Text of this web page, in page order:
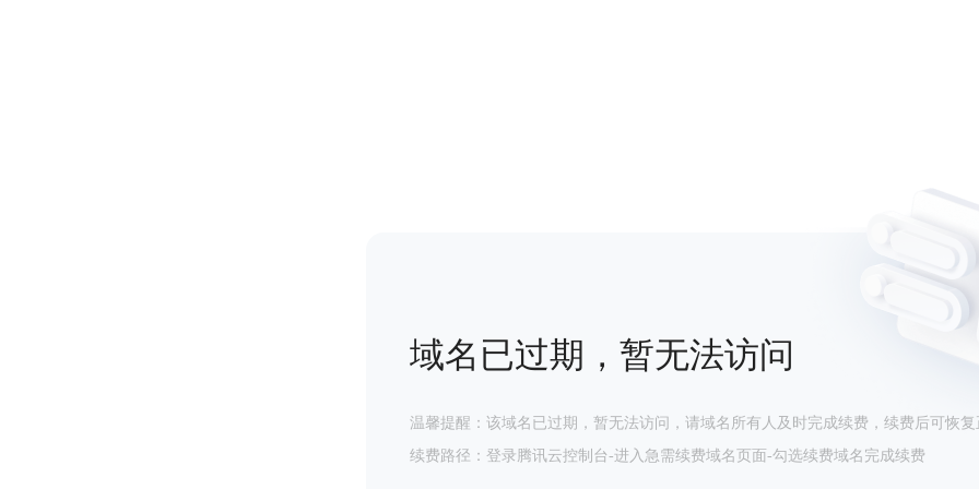
域名已过期，暂无法访问
温馨提醒：该域名已过期，暂无法访问，请域名所有人及时完成续费，续费后可恢复
续费路径：登录腾讯云控制台-进入急需续费域名页面-勾选续费域名完成续费